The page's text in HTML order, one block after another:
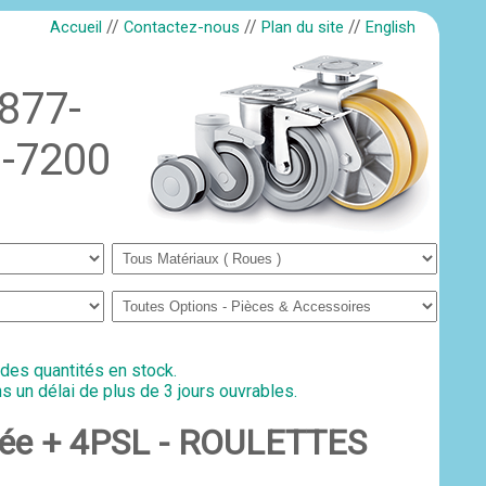
Accueil // Contactez-nous // Plan du site // English
7200
quantités en stock.
un délai de plus de 3 jours ouvrables.
+ 4PSL - ROULETTES